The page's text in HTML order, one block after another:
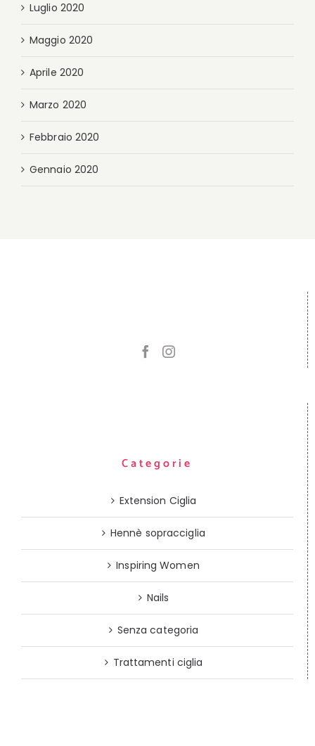
Luglio 2020
Maggio 2020
Aprile 2020
Marzo 2020
Febbraio 2020
Gennaio 2020
Categorie
Extension Ciglia
Hennè sopracciglia
Inspiring Women
Nails
Senza categoria
Trattamenti ciglia